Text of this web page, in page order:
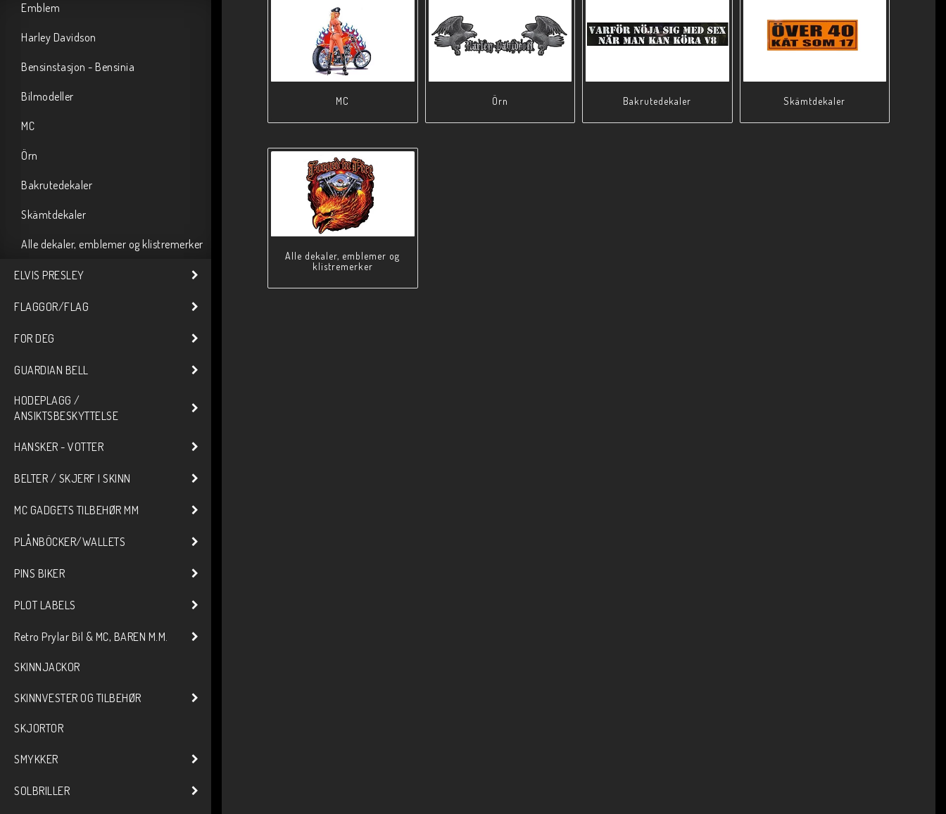
Emblem
Harley Davidson
Bensinstasjon - Bensinia
Bilmodeller
MC
Örn
Bakrutedekaler
Skämtdekaler
Alle dekaler, emblemer og klistremerker
ELVIS PRESLEY
FLAGGOR/FLAG
FOR DEG
GUARDIAN BELL
HODEPLAGG /
ANSIKTSBESKYTTELSE
HANSKER - VOTTER
BELTER / SKJERF I SKINN
MC GADGETS TILBEHØR MM
PLÅNBÖCKER/WALLETS
PINS BIKER
PLOT LABELS
Retro Prylar Bil & MC, BAREN M.M.
SKINNJACKOR
SKINNVESTER OG TILBEHØR
SKJORTOR
SMYKKER
SOLBRILLER
MC Örn Bakrutedekaler Skämtdekaler
Alle dekaler, emblemer og
klistremerker